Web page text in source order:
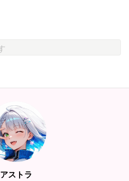
アストラ